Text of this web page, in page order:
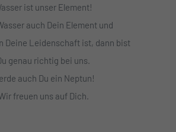
ist unser Element!
auch Dein Element und
Deine Leidenschaft ist, dann bist
genau richtig bei uns.
auch Du ein Neptun!
freuen uns auf Dich.